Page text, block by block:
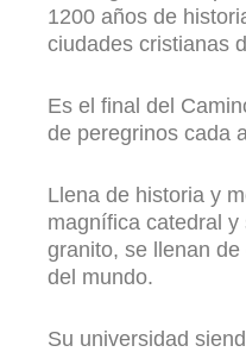
1200 años de
ciudades cristianas
Es el final del
de peregrinos cada
Llena de historia y
magnífica catedral
granito, se llenan
del mundo.
Su universidad